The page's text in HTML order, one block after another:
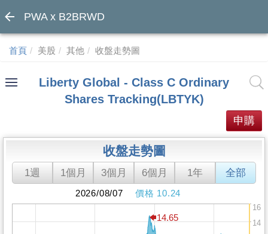
PWA x B2BRWD
首頁 美股 其他 收盤走勢圖
Liberty Global - Class C Ordinary
Shares Tracking(LBTYK)
申購
收盤走勢圖
1週 1個月 3個月 6個月 1年 全部
2026/08/07 價格 10.24